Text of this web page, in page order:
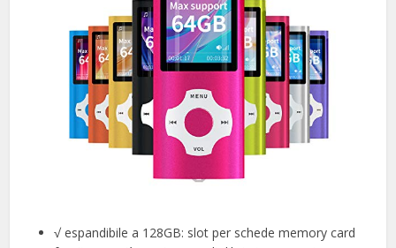
√ espandibile a 128GB: slot per schede memory card